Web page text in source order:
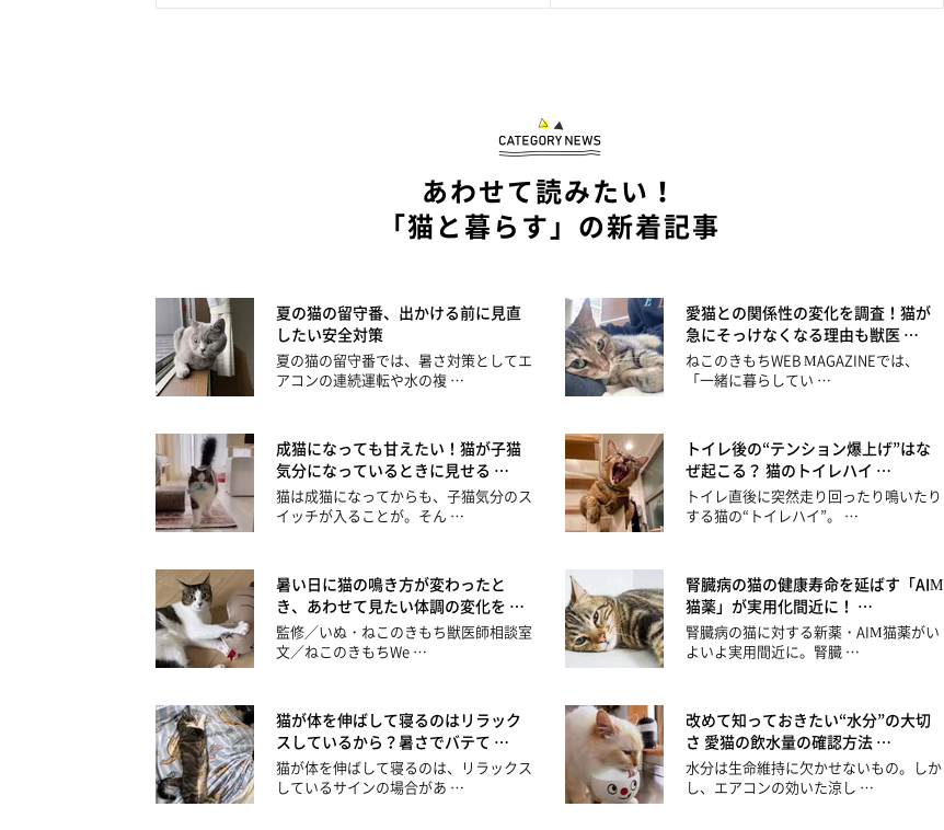
あわせて読みたい！
「猫と暮らす」の新着記事
夏の猫の留守番、出かける前に見直
したい安全対策
夏の猫の留守番では、暑さ対策としてエ
アコンの連続運転や水の複 …
愛猫との関係性の変化を調査！猫が
急にそっけなくなる理由も獣医 …
ねこのきもちWEB MAGAZINEでは、
「一緒に暮らしてい …
成猫になっても甘えたい！猫が子猫
気分になっているときに見せる …
猫は成猫になってからも、子猫気分のス
イッチが入ることが。そん …
トイレ後の“テンション爆上げ”はな
ぜ起こる？ 猫のトイレハイ …
トイレ直後に突然走り回ったり鳴いたり
する猫の“トイレハイ”。 …
暑い日に猫の鳴き方が変わったと
き、あわせて見たい体調の変化を …
監修／いぬ・ねこのきもち獣医師相談室
文／ねこのきもちWe …
腎臓病の猫の健康寿命を延ばす「AIM
猫薬」が実用化間近に！ …
腎臓病の猫に対する新薬・AIM猫薬がい
よいよ実用間近に。腎臓 …
猫が体を伸ばして寝るのはリラック
スしているから？暑さでバテて …
猫が体を伸ばして寝るのは、リラックス
しているサインの場合があ …
改めて知っておきたい“水分”の大切
さ 愛猫の飲水量の確認方法 …
水分は生命維持に欠かせないもの。しか
し、エアコンの効いた涼し …